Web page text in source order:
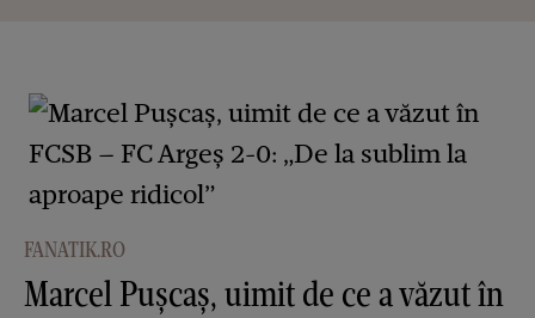
FANATIK.RO
Marcel Pușcaș, uimit de ce a văzut în